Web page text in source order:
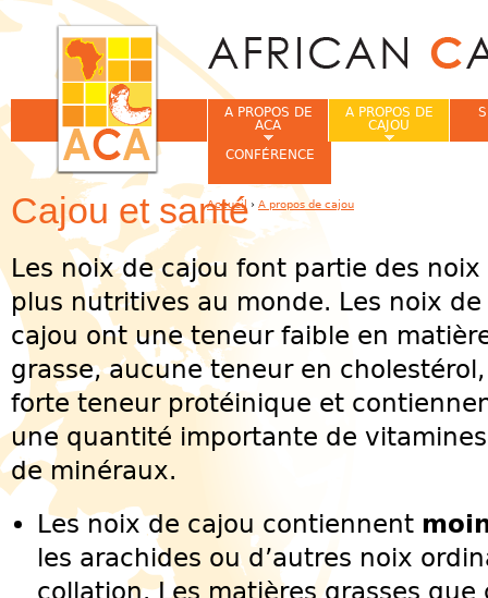
Cajou et santé
Les noix de cajou font partie des noix
plus nutritives au monde. Les noix de
cajou ont une teneur faible en
grasse, aucune teneur en
forte teneur protéinique et
une quantité importante de
de minéraux.
Les noix de cajou contiennent
les arachides ou d’autres noix
collation. Les matières grasses
A PROPOS DE
ACA
A PROPOS DE
CAJOU
CONFÉRENCE
Vous êtes ici
Accueil › A propos de cajou